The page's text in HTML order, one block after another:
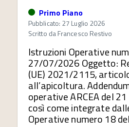
Primo Piano
Pubblicato: 27 Luglio 2026
Scritto daFrancesco Restivo
Istruzioni Operative
27/07/2026 Oggetto:
(UE) 2021/2115,
all’apicoltura.
operative ARCEA del
così come integrate
Operative numero 18